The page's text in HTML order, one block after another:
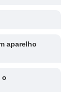
aparelho
o